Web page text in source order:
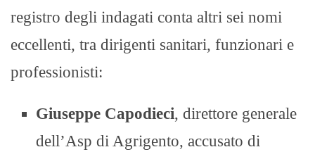
registro degli indagati conta altri sei nomi
eccellenti, tra dirigenti sanitari, funzionari e
professionisti:
Giuseppe Capodieci, direttore generale
dell’Asp di Agrigento, accusato di